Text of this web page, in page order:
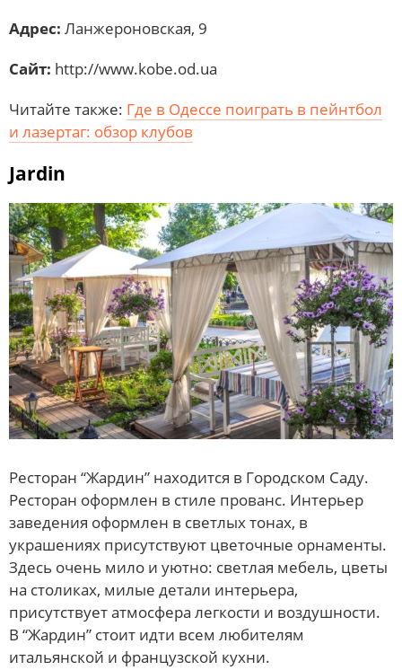
Адрес: Ланжероновская, 9
Сайт: http://www.kobe.od.ua
Читайте также: Где в Одессе поиграть в пейнтбол
и лазертаг: обзор клубов
Jardin
Ресторан “Жардин” находится в Городском Саду.
Ресторан оформлен в стиле прованс. Интерьер
заведения оформлен в светлых тонах, в
украшениях присутствуют цветочные орнаменты.
Здесь очень мило и уютно: светлая мебель, цветы
на столиках, милые детали интерьера,
присутствует атмосфера легкости и воздушности.
В “Жардин” стоит идти всем любителям
итальянской и французской кухни.